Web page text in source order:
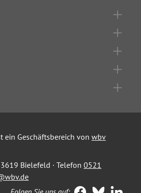
ein Geschäftsbereich von wbv
Bielefeld · Telefon 0521